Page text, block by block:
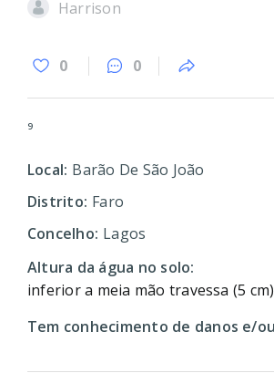
Harrison
0 0
⁹
Local: Barão De São João
Distrito: Faro
Concelho: Lagos
Altura da água no solo:
inferior a meia mão travessa (5 cm)
Tem conhecimento de danos e/